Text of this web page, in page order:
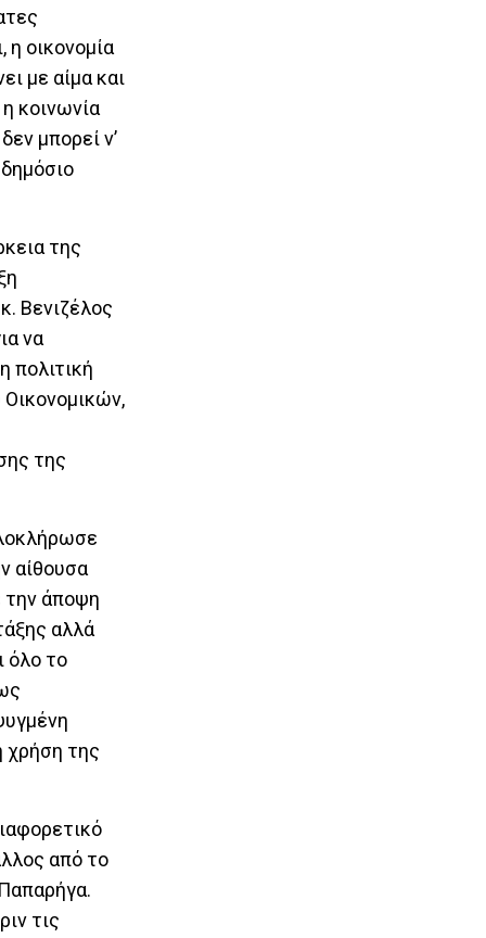
οικονομία
με αίμα και
κοινωνία
μπορεί ν’
της
Βενιζέλος
να
πολιτική
της
αίθουσα
την άποψη
αλλά
όλο το
χρήση της
από το
τις